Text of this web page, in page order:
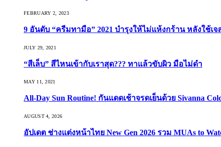
FEBRUARY 2, 2023
9 อันดับ “ครีมทามือ” 2021 บำรุงให้ไม่แห้งกร้าน หลังใช้เ
JULY 29, 2021
“สีเล็บ” สีไหนเข้ากับเราสุด??? ทาแล้วขับผิว มือไม่ดำ
MAY 11, 2021
All-Day Sun Routine! กันแดดเช้าจรดเย็นด้วย Sivanna
AUGUST 4, 2026
อัปเดต ช่างแต่งหน้าไทย New Gen 2026 รวม MUAs to